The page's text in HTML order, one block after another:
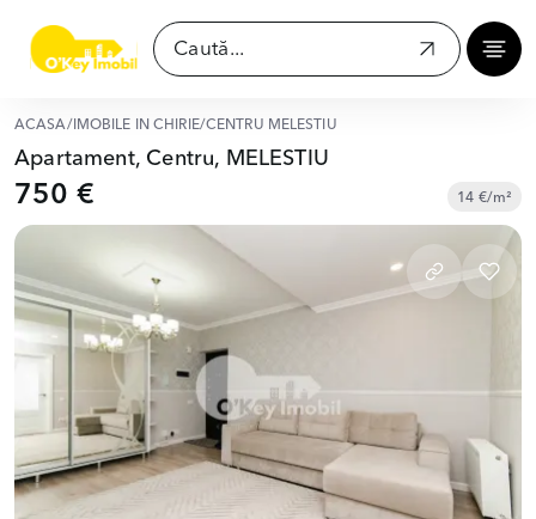
ACASĂ/ IMOBILE ÎN CHIRIE/CENTRU MELESTIU
Apartament, Centru, MELESTIU
750 € 14 €/m²